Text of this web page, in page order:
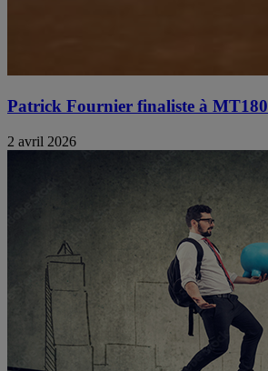
Patrick Fournier finaliste à MT180
2 avril 2026